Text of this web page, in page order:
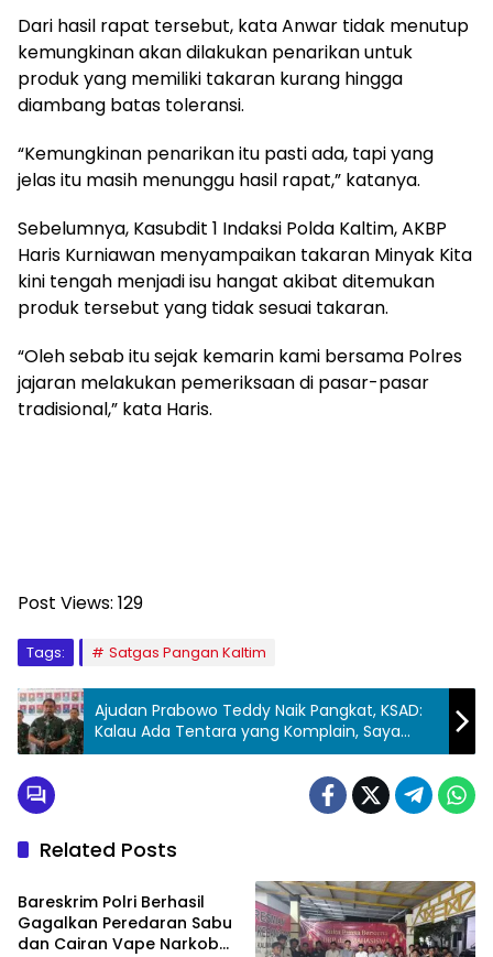
Dari hasil rapat tersebut, kata Anwar tidak menutup
kemungkinan akan dilakukan penarikan untuk
produk yang memiliki takaran kurang hingga
diambang batas toleransi.
“Kemungkinan penarikan itu pasti ada, tapi yang
jelas itu masih menunggu hasil rapat,” katanya.
Sebelumnya, Kasubdit 1 Indaksi Polda Kaltim, AKBP
Haris Kurniawan menyampaikan takaran Minyak Kita
kini tengah menjadi isu hangat akibat ditemukan
produk tersebut yang tidak sesuai takaran.
“Oleh sebab itu sejak kemarin kami bersama Polres
jajaran melakukan pemeriksaan di pasar-pasar
tradisional,” kata Haris.
Post Views: 129
Tags: Satgas Pangan Kaltim
Ajudan Prabowo Teddy Naik Pangkat, KSAD:
Kalau Ada Tentara yang Komplain, Saya
Ingin Tahu Orangnya Siapa
Related Posts
Hukum & Peristiwa
Bareskrim Polri Berhasil
Gagalkan Peredaran Sabu
dan Cairan Vape Narkoba